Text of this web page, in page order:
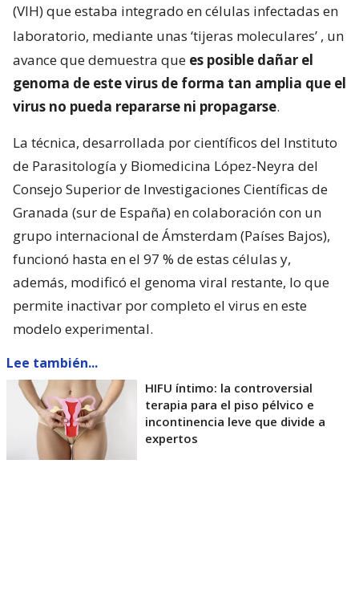
(VIH) que estaba integrado en células infectadas en
laboratorio, mediante unas ‘tijeras moleculares’ , un
avance que demuestra que es posible dañar el
genoma de este virus de forma tan amplia que el
virus no pueda repararse ni propagarse.
La técnica, desarrollada por científicos del Instituto
de Parasitología y Biomedicina López-Neyra del
Consejo Superior de Investigaciones Científicas de
Granada (sur de España) en colaboración con un
grupo internacional de Ámsterdam (Países Bajos),
funcionó hasta en el 97 % de estas células y,
además, modificó el genoma viral restante, lo que
permite inactivar por completo el virus en este
modelo experimental.
Lee también...
HIFU íntimo: la controversial
terapia para el piso pélvico e
incontinencia leve que divide a
expertos